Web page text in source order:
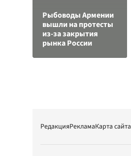
Рыбоводы Армении
вышли на протесты
из-за закрытия
рынка России
РедакцияРекламаКарта сайта